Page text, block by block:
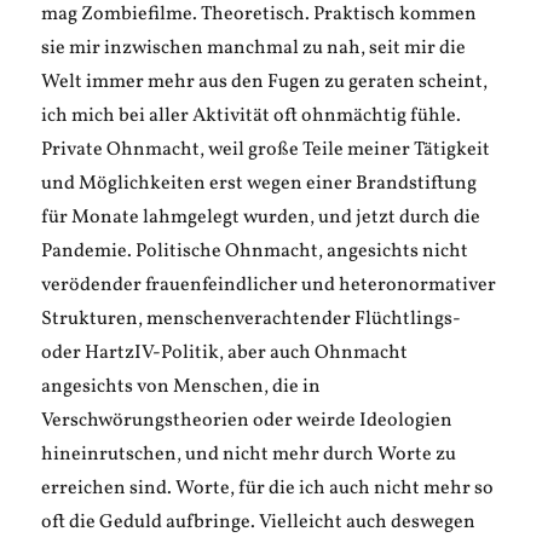
mag Zombiefilme. Theoretisch. Praktisch kommen
sie mir inzwischen manchmal zu nah, seit mir die
Welt immer mehr aus den Fugen zu geraten scheint,
ich mich bei aller Aktivität oft ohnmächtig fühle.
Private Ohnmacht, weil große Teile meiner Tätigkeit
und Möglichkeiten erst wegen einer Brandstiftung
für Monate lahmgelegt wurden, und jetzt durch die
Pandemie. Politische Ohnmacht, angesichts nicht
verödender frauenfeindlicher und heteronormativer
Strukturen, menschenverachtender Flüchtlings-
oder HartzIV-Politik, aber auch Ohnmacht
angesichts von Menschen, die in
Verschwörungstheorien oder weirde Ideologien
hineinrutschen, und nicht mehr durch Worte zu
erreichen sind. Worte, für die ich auch nicht mehr so
oft die Geduld aufbringe. Vielleicht auch deswegen